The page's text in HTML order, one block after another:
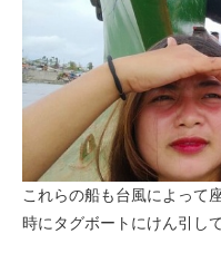
これらの船も台風によって
時にタグボートにけん引し